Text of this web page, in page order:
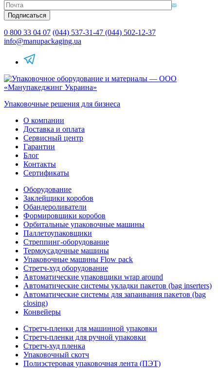
0 800 33 04 07 (044) 537-31-47 (044) 502-12-37
info@manupackaging.ua
Упаковочные решения для бизнеса
О компании
Доставка и оплата
Сервисный центр
Гарантии
Блог
Контакты
Сертификаты
Оборудование
Заклейщики коробов
Обандероливатели
Формировщики коробов
Орбитальные упаковочные машины
Паллетоупаковщики
Стреппинг-оборудование
Термоусадочные машины
Упаковочные машины Flow pack
Стретч-худ оборудование
Автоматические упаковщики wrap around
Автоматические системы укладки пакетов (bag inserters)
Автоматические системы для запаивания пакетов (bag
closing)
Конвейеры
Стретч-пленки для машинной упаковки
Стретч-пленки для ручной упаковки
Стретч-худ пленка
Упаковочный скотч
Полиэстеровая упаковочная лента (ПЭТ)